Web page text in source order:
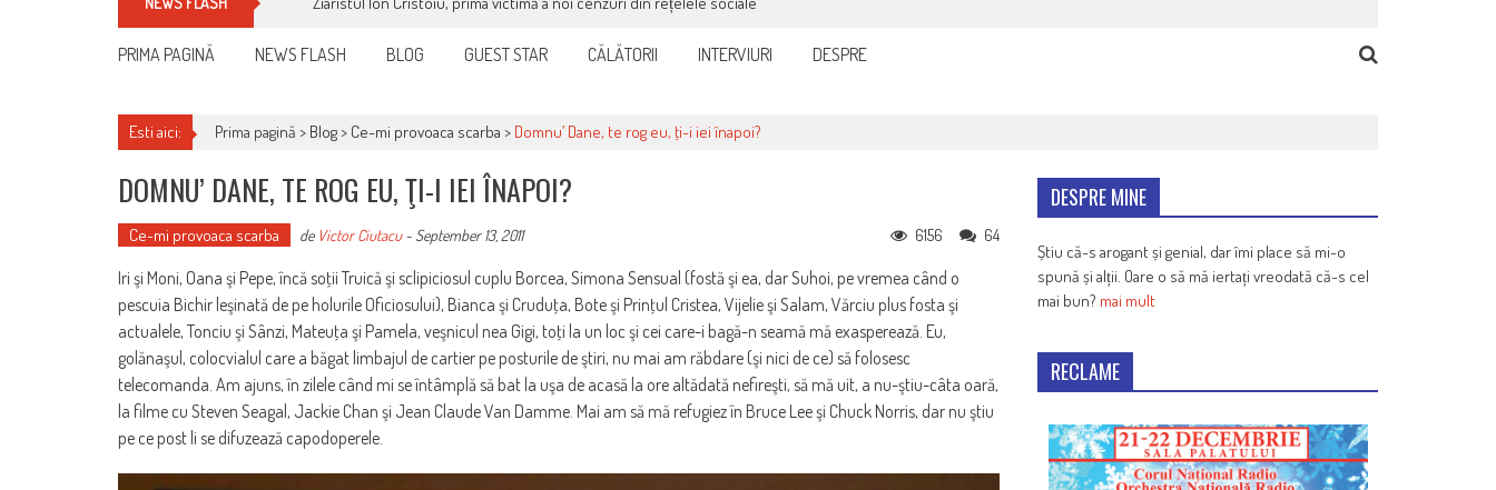
PRIMA PAGINĂ NEWS FLASH BLOG GUEST STAR CĂLĂTORII INTERVIURI DESPRE
Esti aici: Prima pagină > Blog> Ce-mi provoaca scarba > Domnu’ Dane, te rog eu, ţi-i iei înapoi?
DOMNU’ DANE, TE ROG EU, ŢI-I IEI ÎNAPOI?
Ce-mi provoaca scarba de Victor Ciutacu- September 13, 2011 64
6156
Iri şi Moni, Oana şi Pepe, încă soţii Truică şi sclipiciosul cuplu Borcea, Simona Sensual (fostă şi ea, dar Suhoi, pe vremea când o
pescuia Bichir leşinată de pe holurile Oficiosului), Bianca şi Cruduţa, Bote şi Prinţul Cristea, Vijelie şi Salam, Vărciu plus fosta şi
actualele, Tonciu şi Sânzi, Mateuţa şi Pamela, veşnicul nea Gigi, toţi la un loc şi cei care-i bagă-n seamă mă exasperează. Eu,
golănaşul, colocvialul care a băgat limbajul de cartier pe posturile de ştiri, nu mai am răbdare (şi nici de ce) să folosesc
telecomanda. Am ajuns, în zilele când mi se întâmplă să bat la uşa de acasă la ore altădată nefireşti, să mă uit, a nu-ştiu-câta oară,
la filme cu Steven Seagal, Jackie Chan şi Jean Claude Van Damme. Mai am să mă refugiez în Bruce Lee şi Chuck Norris, dar nu ştiu
pe ce post li se difuzează capodoperele.
DESPRE MINE
Știu că-s arogant și genial, dar îmi place să mi-o
spună și alții. Oare o să mă iertați vreodată că-s cel
mai bun? mai mult
RECLAME